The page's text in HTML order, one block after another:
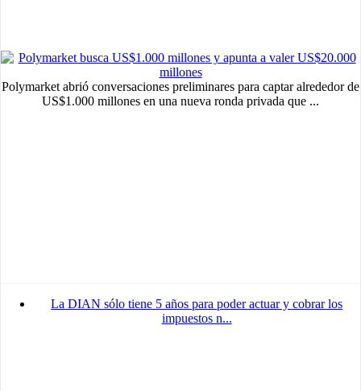
Polymarket abrió conversaciones preliminares para captar alrededor de
US$1.000 millones en una nueva ronda privada que ...
La DIAN sólo tiene 5 años para poder actuar y cobrar los
impuestos n...